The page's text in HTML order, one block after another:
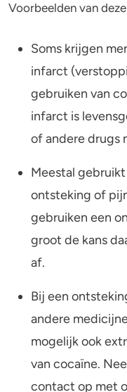
Voorbeelden van
Soms krijgen
infarct
gebruiken van
infarct is
of andere drugs
Meestal
ontsteking of
gebruiken een
groot de kans
af.
Bij een
andere
mogelijk ook
van cocaïne.
contact op met